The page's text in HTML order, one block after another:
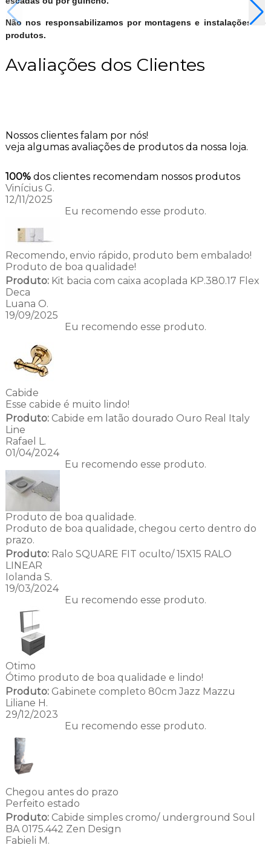
Não nos responsabilizamos por montagens e instalações de
produtos.
Avaliações dos Clientes
Nossos clientes falam por nós!
veja algumas avaliações de produtos da nossa loja.
100% dos clientes recomendam nossos produtos
Vinícius G.
12/11/2025
Eu recomendo esse produto.
Recomendo, envio rápido, produto bem embalado!
Produto de boa qualidade!
Produto:Kit bacia com caixa acoplada KP.380.17 Flex
Deca
Luana O.
19/09/2025
Eu recomendo esse produto.
Cabide
Esse cabide é muito lindo!
Produto:Cabide em latão dourado Ouro Real Italy
Line
Rafael L.
01/04/2024
Eu recomendo esse produto.
Produto de boa qualidade.
Produto de boa qualidade, chegou certo dentro do
prazo.
Produto:Ralo SQUARE FIT oculto/ 15X15 RALO
LINEAR
Iolanda S.
19/03/2024
Eu recomendo esse produto.
Otimo
Ótimo produto de boa qualidade e lindo!
Produto:Gabinete completo 80cm Jazz Mazzu
Liliane H.
29/12/2023
Eu recomendo esse produto.
Chegou antes do prazo
Perfeito estado
Produto:Cabide simples cromo/ underground Soul
BA 0175.442 Zen Design
Fabieli M.